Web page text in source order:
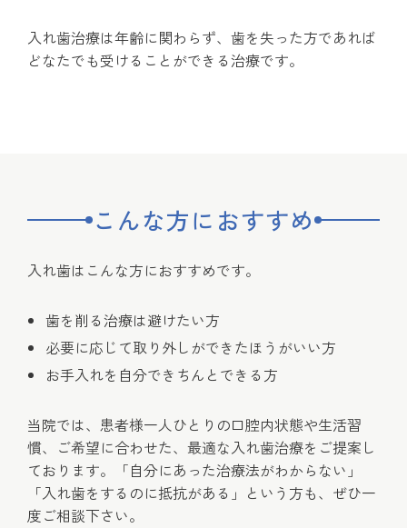
入れ歯治療は年齢に関わらず、歯を失った方であれば
どなたでも受けることができる治療です。
こんな方におすすめ
入れ歯はこんな方におすすめです。
歯を削る治療は避けたい方
必要に応じて取り外しができたほうがいい方
お手入れを自分できちんとできる方
当院では、患者様一人ひとりの口腔内状態や生活習
慣、ご希望に合わせた、最適な入れ歯治療をご提案し
ております。「自分にあった治療法がわからない」
「入れ歯をするのに抵抗がある」という方も、ぜひ一
度ご相談下さい。